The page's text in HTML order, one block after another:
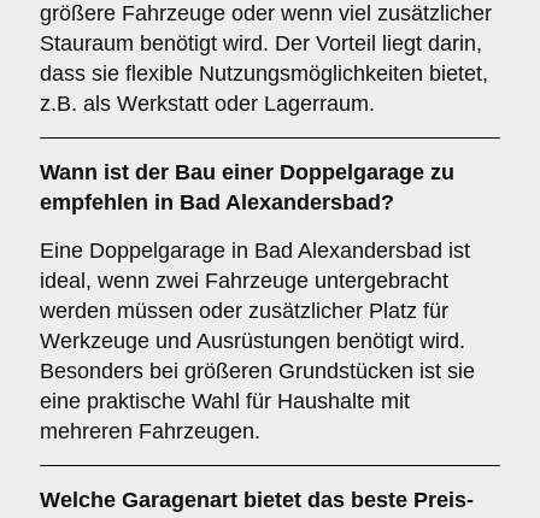
größere Fahrzeuge oder wenn viel zusätzlicher
Stauraum benötigt wird. Der Vorteil liegt darin,
dass sie flexible Nutzungsmöglichkeiten bietet,
z.B. als Werkstatt oder Lagerraum.
Wann ist der Bau einer Doppelgarage zu
empfehlen in Bad Alexandersbad?
Eine Doppelgarage in Bad Alexandersbad ist
ideal, wenn zwei Fahrzeuge untergebracht
werden müssen oder zusätzlicher Platz für
Werkzeuge und Ausrüstungen benötigt wird.
Besonders bei größeren Grundstücken ist sie
eine praktische Wahl für Haushalte mit
mehreren Fahrzeugen.
Welche Garagenart bietet das beste Preis-